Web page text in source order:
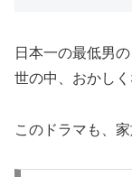
日本一の最低男
世の中、おかし
このドラマも、